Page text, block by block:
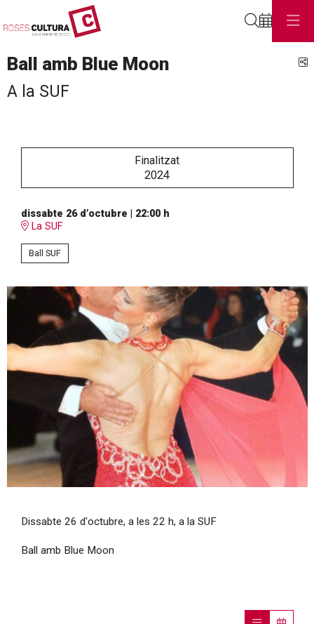
Ball amb Blue Moon
A la SUF
Finalitzat
2024
dissabte 26 d’octubre
22:00 h
La SUF
Ball SUF
Dissabte 26 d'octubre, a les 22 h, a la SUF
Ball amb Blue Moon